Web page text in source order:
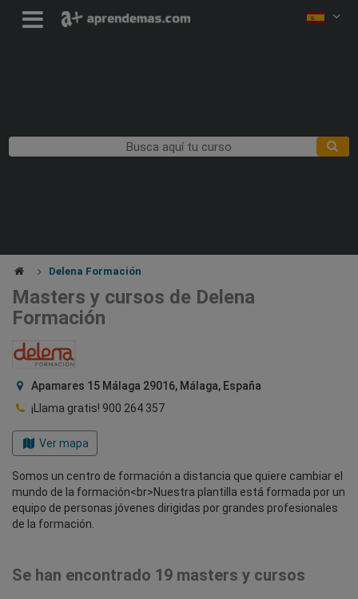
Delena Formación
Masters y cursos de Delena
Formación
Apamares 15 Málaga 29016, Málaga, España
¡Llama gratis! 900 264 357
Ver mapa
Somos un centro de formación a distancia que quiere cambiar el
mundo de la formación<br>Nuestra plantilla está formada por un
equipo de personas jóvenes dirigidas por grandes profesionales
de la formación.
Se han encontrado 19 masters y cursos